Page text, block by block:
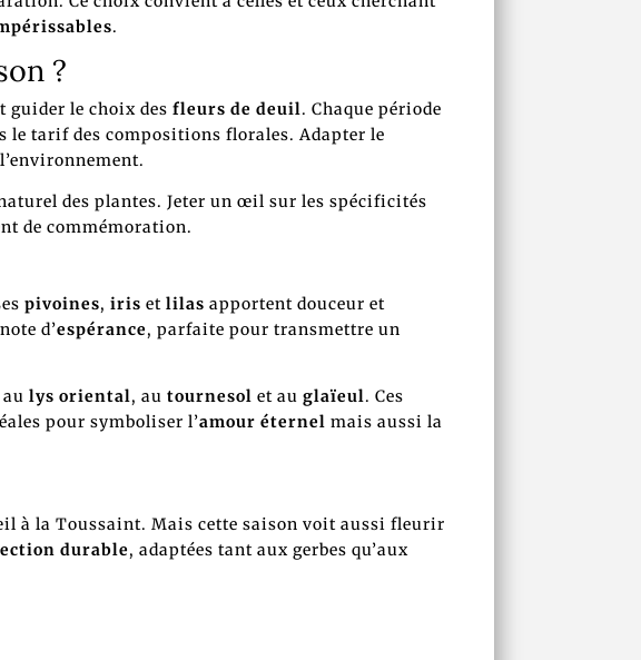
.
?
guider le choix des fleurs de deuil. Chaque période
tarif des compositions florales. Adapter le
des plantes. Jeter un œil sur les spécificités
de commémoration.
pivoines, iris et lilas apportent douceur et
d’espérance, parfaite pour transmettre un
lys oriental, au tournesol et au glaïeul. Ces
pour symboliser l’amour éternel mais aussi la
à la Toussaint. Mais cette saison voit aussi fleurir
durable, adaptées tant aux gerbes qu’aux